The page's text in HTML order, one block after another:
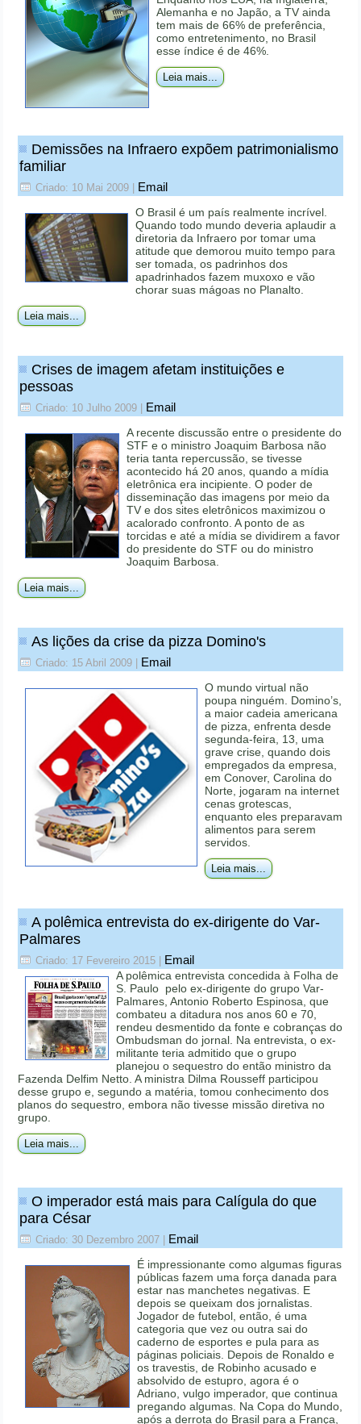
Alemanha e no Japão, a TV ainda
tem mais de 66% de preferência,
como entretenimento, no Brasil
esse índice é de 46%.
Leia mais...
Demissões na Infraero expõem patrimonialismo
familiar
Criado: 10 Mai 2009 Email
O Brasil é um país realmente incrível.
Quando todo mundo deveria aplaudir a
diretoria da Infraero por tomar uma
atitude que demorou muito tempo para
ser tomada, os padrinhos dos
apadrinhados fazem muxoxo e vão
chorar suas mágoas no Planalto.
Leia mais...
Crises de imagem afetam instituições e
pessoas
Criado: 10 Julho 2009 Email
A recente discussão entre o presidente do
STF e o ministro Joaquim Barbosa não
teria tanta repercussão, se tivesse
acontecido há 20 anos, quando a mídia
eletrônica era incipiente. O poder de
disseminação das imagens por meio da
TV e dos sites eletrônicos maximizou o
acalorado confronto. A ponto de as
torcidas e até a mídia se dividirem a favor
do presidente do STF ou do ministro
Joaquim Barbosa.
Leia mais...
As lições da crise da pizza Domino's
Criado: 15 Abril 2009 Email
O mundo virtual não
poupa ninguém. Domino’s,
a maior cadeia americana
de pizza, enfrenta desde
segunda-feira, 13, uma
grave crise, quando dois
empregados da empresa,
em Conover, Carolina do
Norte, jogaram na internet
cenas grotescas,
enquanto eles preparavam
alimentos para serem
servidos.
Leia mais...
A polêmica entrevista do ex-dirigente do Var-
Palmares
Criado: 17 Fevereiro 2015 Email
A polêmica entrevista concedida à Folha de
S. Paulo pelo ex-dirigente do grupo Var-
Palmares, Antonio Roberto Espinosa, que
combateu a ditadura nos anos 60 e 70,
rendeu desmentido da fonte e cobranças do
Ombudsman do jornal. Na entrevista, o ex-
militante teria admitido que o grupo
planejou o sequestro do então ministro da
Fazenda Delfim Netto. A ministra Dilma Rousseff participou
desse grupo e, segundo a matéria, tomou conhecimento dos
planos do sequestro, embora não tivesse missão diretiva no
grupo.
Leia mais...
O imperador está mais para Calígula do que
para César
Criado: 30 Dezembro 2007 Email
É impressionante como algumas figuras
públicas fazem uma força danada para
estar nas manchetes negativas. E
depois se queixam dos jornalistas.
Jogador de futebol, então, é uma
categoria que vez ou outra sai do
caderno de esportes e pula para as
páginas policiais. Depois de Ronaldo e
os travestis, de Robinho acusado e
absolvido de estupro, agora é o
Adriano, vulgo imperador, que continua
pregando algumas. Na Copa do Mundo,
após a derrota do Brasil para a França,